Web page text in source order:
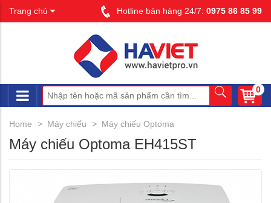
Trang chủ Hotline bán hàng 24/7: 0975 86 85 99
0
Home Máy chiếu Máy chiếu Optoma
Máy chiếu Optoma EH415ST